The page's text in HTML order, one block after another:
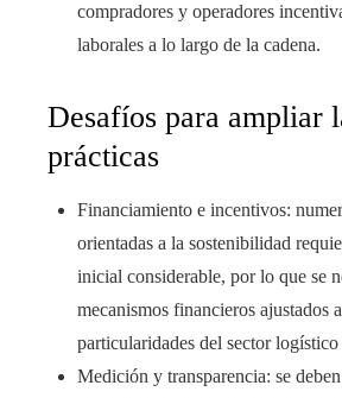
compradores y operadores
laborales a lo largo de la cadena.
Desafíos para ampliar
prácticas
Financiamiento e incentivos:
orientadas a la sostenibilidad
inicial considerable, por lo que se
mecanismos financieros ajustados
particularidades del sector logístico
Medición y transparencia: se